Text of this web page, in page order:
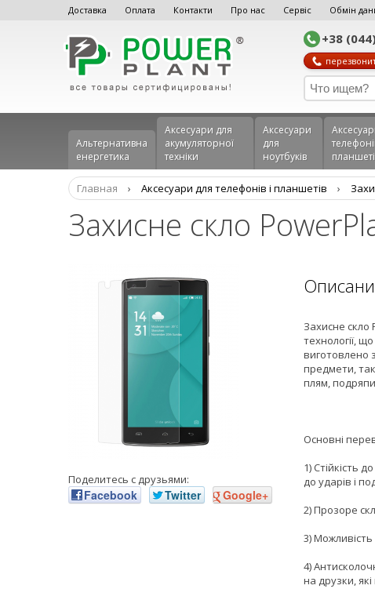
Доставка Оплата Контакти Про нас Сервіс Обмін
+38
Альтернативна
енергетика
Аксесуари для
акумуляторної
техніки
Аксесуари
для
ноутбуків
Главная › Аксеcуари для телефонів і планшетів ›
Захисне скло
Поделитесь с друзьями:
Facebook Twitter Google+
Захисне скло
технології,
виготовлено
предмети,
плям,
Основні
1) Стійкість
до ударів і
2) Прозоре
3)
4)
на друзки,